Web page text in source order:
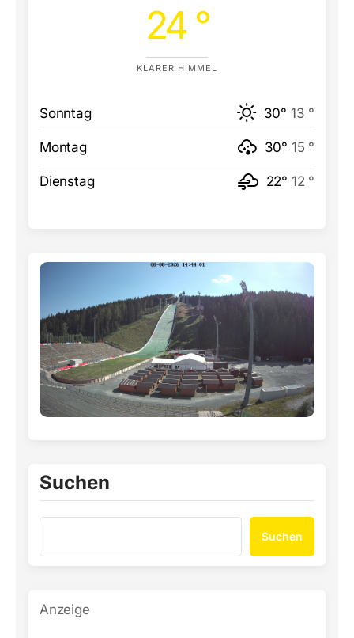
24 °
KLARER HIMMEL
Sonntag 30° 13 °
Montag 30° 15 °
Dienstag 22° 12 °
Suchen
Suchen
Anzeige